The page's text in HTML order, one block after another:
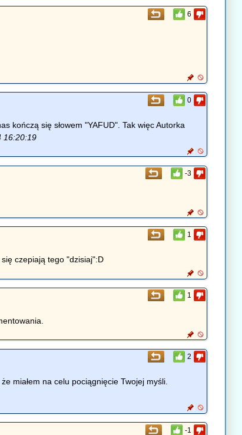
6
0
kończą się słowem "YAFUD". Tak więc Autorka
16:20:19
-3
1
czepiają tego "dzisiaj":D
1
2
miałem na celu pociągnięcie Twojej myśli.
-1